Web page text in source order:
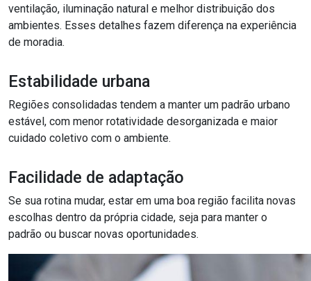
ventilação, iluminação natural e melhor distribuição dos
ambientes. Esses detalhes fazem diferença na experiência
de moradia.
Estabilidade urbana
Regiões consolidadas tendem a manter um padrão urbano
estável, com menor rotatividade desorganizada e maior
cuidado coletivo com o ambiente.
Facilidade de adaptação
Se sua rotina mudar, estar em uma boa região facilita novas
escolhas dentro da própria cidade, seja para manter o
padrão ou buscar novas oportunidades.